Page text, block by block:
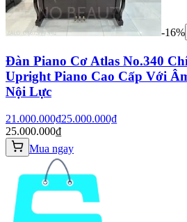
-16%
Đàn Piano Cơ Atlas No.340
Upright Piano Cao Cấp Với
Nội Lực
21.000.000₫25.000.000₫
25.000.000₫
Mua ngay